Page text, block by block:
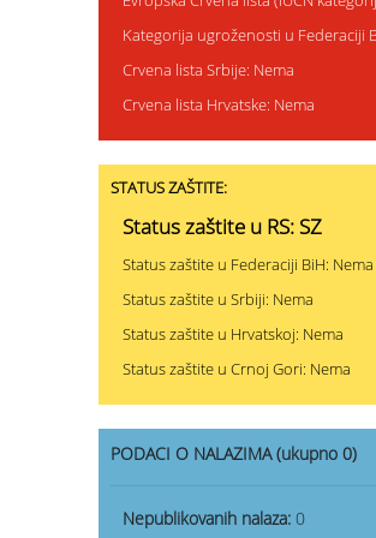
Kategorija ugroženosti u Federaciji
Crvena lista Srbije: Nema
Crvena lista Hrvatske: Nema
STATUS ZAŠTITE:
Status zaštite u RS: SZ
Status zaštite u Federaciji BiH: Nema
Status zaštite u Srbiji: Nema
Status zaštite u Hrvatskoj: Nema
Status zaštite u Crnoj Gori: Nema
PODACI O NALAZIMA (ukupno 0)
Nepublikovanih nalaza: 0